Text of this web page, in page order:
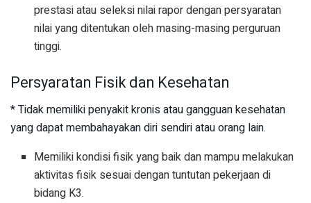
prestasi atau seleksi nilai rapor dengan persyaratan
nilai yang ditentukan oleh masing-masing perguruan
tinggi.
Persyaratan Fisik dan Kesehatan
* Tidak memiliki penyakit kronis atau gangguan kesehatan
yang dapat membahayakan diri sendiri atau orang lain.
Memiliki kondisi fisik yang baik dan mampu melakukan
aktivitas fisik sesuai dengan tuntutan pekerjaan di
bidang K3.